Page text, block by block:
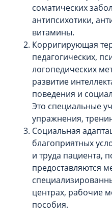
соматических
антипсихотики,
витамины.
Корригирующая
педагогических,
логопедических
развитие
поведения и
Это специальные
упражнения,
Социальная
благоприятных
и труда пациента,
предоставляются
центрах, рабочие
пособия.